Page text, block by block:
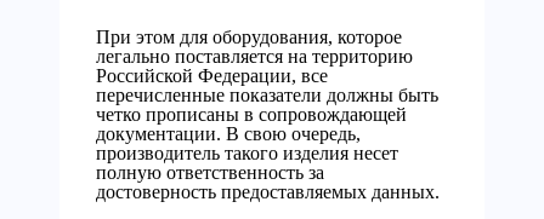
При этом для оборудования, которое
легально поставляется на территорию
Российской Федерации, все
перечисленные показатели должны быть
четко прописаны в сопровождающей
документации. В свою очередь,
производитель такого изделия несет
полную ответственность за
достоверность предоставляемых данных.